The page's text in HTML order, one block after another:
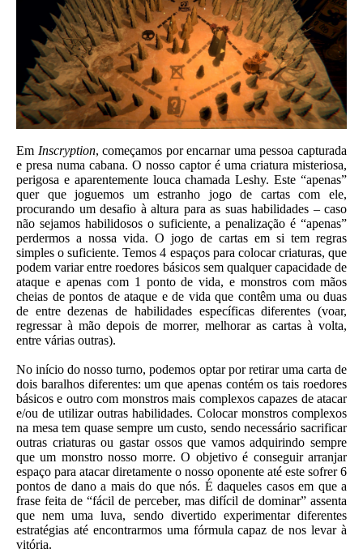
Em Inscryption, começamos por encarnar uma pessoa capturada
e presa numa cabana. O nosso captor é uma criatura misteriosa,
perigosa e aparentemente louca chamada Leshy. Este “apenas”
quer que joguemos um estranho jogo de cartas com ele,
procurando um desafio à altura para as suas habilidades – caso
não sejamos habilidosos o suficiente, a penalização é “apenas”
perdermos a nossa vida. O jogo de cartas em si tem regras
simples o suficiente. Temos 4 espaços para colocar criaturas, que
podem variar entre roedores básicos sem qualquer capacidade de
ataque e apenas com 1 ponto de vida, e monstros com mãos
cheias de pontos de ataque e de vida que contêm uma ou duas
de entre dezenas de habilidades específicas diferentes (voar,
regressar à mão depois de morrer, melhorar as cartas à volta,
entre várias outras).
No início do nosso turno, podemos optar por retirar uma carta de
dois baralhos diferentes: um que apenas contém os tais roedores
básicos e outro com monstros mais complexos capazes de atacar
e/ou de utilizar outras habilidades. Colocar monstros complexos
na mesa tem quase sempre um custo, sendo necessário sacrificar
outras criaturas ou gastar ossos que vamos adquirindo sempre
que um monstro nosso morre. O objetivo é conseguir arranjar
espaço para atacar diretamente o nosso oponente até este sofrer 6
pontos de dano a mais do que nós. É daqueles casos em que a
frase feita de “fácil de perceber, mas difícil de dominar” assenta
que nem uma luva, sendo divertido experimentar diferentes
estratégias até encontrarmos uma fórmula capaz de nos levar à
vitória.